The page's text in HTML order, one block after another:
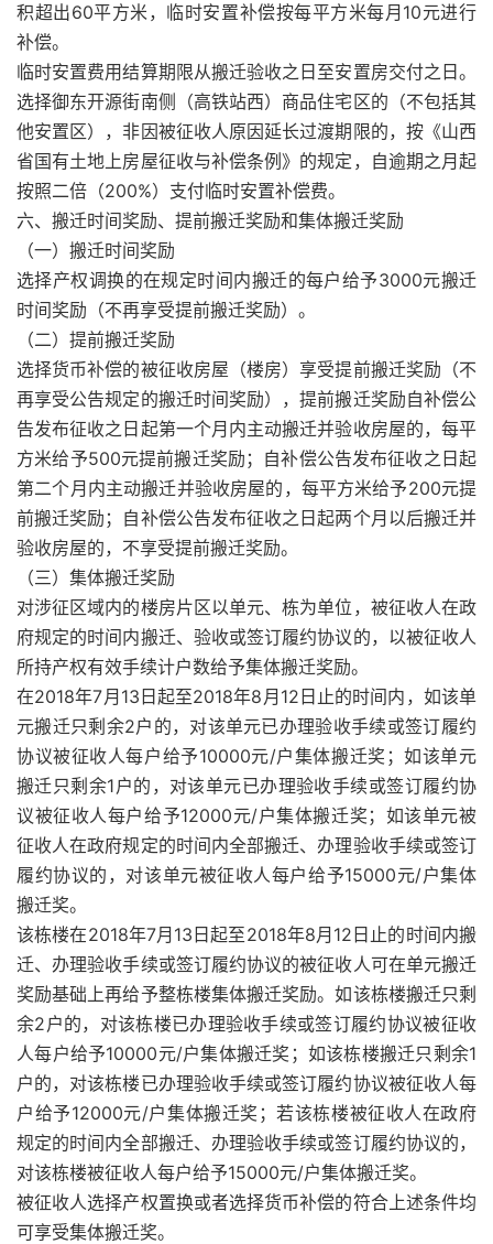
积超出60平方米，临时安置补偿按每平方米每月10元进行
补偿。
临时安置费用结算期限从搬迁验收之日至安置房交付之日。
选择御东开源街南侧（高铁站西）商品住宅区的（不包括其
他安置区），非因被征收人原因延长过渡期限的，按《山西
省国有土地上房屋征收与补偿条例》的规定，自逾期之月起
按照二倍（200%）支付临时安置补偿费。
六、搬迁时间奖励、提前搬迁奖励和集体搬迁奖励
（一）搬迁时间奖励
选择产权调换的在规定时间内搬迁的每户给予3000元搬迁
时间奖励（不再享受提前搬迁奖励）。
（二）提前搬迁奖励
选择货币补偿的被征收房屋（楼房）享受提前搬迁奖励（不
再享受公告规定的搬迁时间奖励），提前搬迁奖励自补偿公
告发布征收之日起第一个月内主动搬迁并验收房屋的，每平
方米给予500元提前搬迁奖励；自补偿公告发布征收之日起
第二个月内主动搬迁并验收房屋的，每平方米给予200元提
前搬迁奖励；自补偿公告发布征收之日起两个月以后搬迁并
验收房屋的，不享受提前搬迁奖励。
（三）集体搬迁奖励
对涉征区域内的楼房片区以单元、栋为单位，被征收人在政
府规定的时间内搬迁、验收或签订履约协议的，以被征收人
所持产权有效手续计户数给予集体搬迁奖励。
在2018年7月13日起至2018年8月12日止的时间内，如该单
元搬迁只剩余2户的，对该单元已办理验收手续或签订履约
协议被征收人每户给予10000元/户集体搬迁奖；如该单元
搬迁只剩余1户的，对该单元已办理验收手续或签订履约协
议被征收人每户给予12000元/户集体搬迁奖；如该单元被
征收人在政府规定的时间内全部搬迁、办理验收手续或签订
履约协议的，对该单元被征收人每户给予15000元/户集体
搬迁奖。
该栋楼在2018年7月13日起至2018年8月12日止的时间内搬
迁、办理验收手续或签订履约协议的被征收人可在单元搬迁
奖励基础上再给予整栋楼集体搬迁奖励。如该栋楼搬迁只剩
余2户的，对该栋楼已办理验收手续或签订履约协议被征收
人每户给予10000元/户集体搬迁奖；如该栋楼搬迁只剩余1
户的，对该栋楼已办理验收手续或签订履约协议被征收人每
户给予12000元/户集体搬迁奖；若该栋楼被征收人在政府
规定的时间内全部搬迁、办理验收手续或签订履约协议的，
对该栋楼被征收人每户给予15000元/户集体搬迁奖。
被征收人选择产权置换或者选择货币补偿的符合上述条件均
可享受集体搬迁奖。